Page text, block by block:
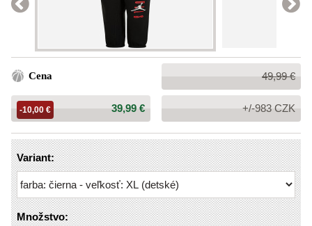
Cena
Bežná
cena:
49,99 €
Cena:
39,99 €
-10,00 € +/-983 CZK
Variant:
Množstvo: